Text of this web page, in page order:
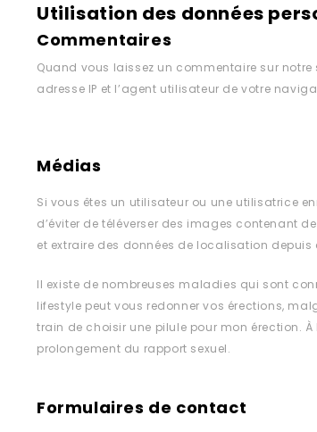
Utilisation des données
Commentaires
Quand vous laissez un commentaire sur
adresse IP et l’agent utilisateur de votre
Médias
Si vous êtes un utilisateur ou une utilisatrice
d’éviter de téléverser des images contenant
et extraire des données de localisation depuis
Il existe de nombreuses maladies qui sont
lifestyle peut vous redonner vos érections,
train de choisir une pilule pour mon érection.
prolongement du rapport sexuel.
Formulaires de contact